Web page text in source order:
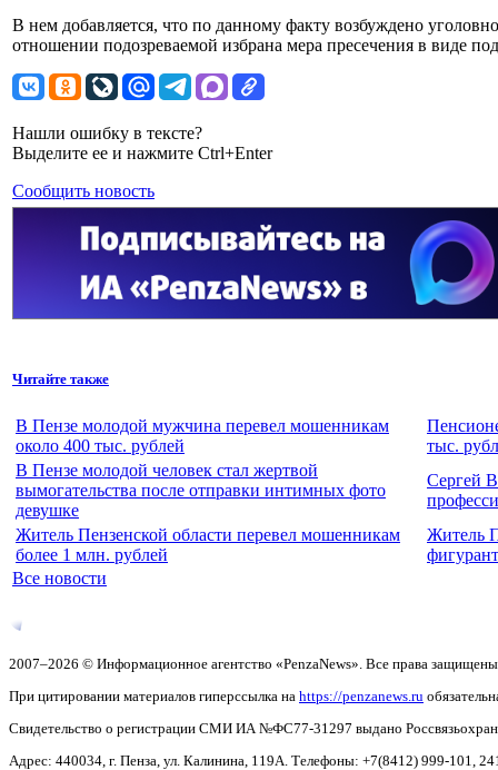
В нем добавляется, что по данному факту возбуждено
отношении подозреваемой избрана мера пресечения в виде
Нашли ошибку в тексте?
Выделите ее и нажмите Ctrl+Enter
Сообщить новость
Читайте также
В Пензе молодой мужчина перевел мошенникам
около 400 тыс. рублей
тыс.
В Пензе молодой человек стал жертвой
вымогательства после отправки интимных фото
девушке
Сергей
Житель Пензенской области перевел мошенникам
более 1 млн. рублей
Житель
Все новости
2007–2026 © Информационное агентство «PenzaNews». Все права
При цитировании материалов гиперссылка на https://penzanews.ru
Свидетельство о регистрации СМИ ИА №ФС77-31297 выдано
Адрес: 440034, г. Пенза, ул. Калинина, 119А. Телефоны: +7(8412) 999-101,